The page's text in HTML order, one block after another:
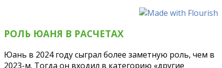
РОЛЬ ЮАНЯ В РАСЧЕТАХ
Юань в 2024 году сыграл более заметную роль, чем в
2023-м. Тогда он входил в категорию «‎другие